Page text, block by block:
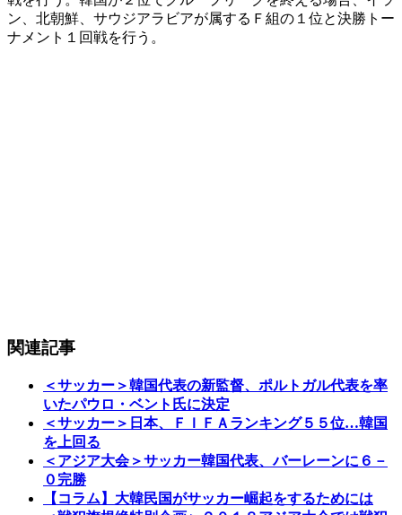
ン、北朝鮮、サウジアラビアが属するＦ組の１位と決勝トー
ナメント１回戦を行う。
関連記事
＜サッカー＞韓国代表の新監督、ポルトガル代表を率
いたパウロ・ベント氏に決定
＜サッカー＞日本、ＦＩＦＡランキング５５位…韓国
を上回る
＜アジア大会＞サッカー韓国代表、バーレーンに６－
０完勝
【コラム】大韓民国がサッカー崛起をするためには